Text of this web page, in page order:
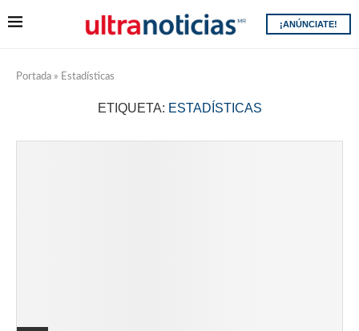
¡ANÚNCIATE!
Portada » Estadísticas
ETIQUETA: ESTADÍSTICAS